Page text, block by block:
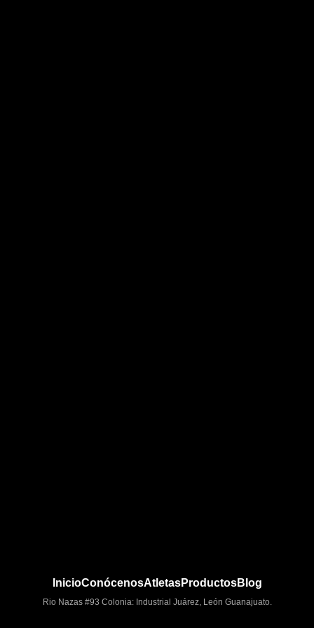
InicioConócenosAtletasProductosBlog
Rio Nazas #93 Colonia: Industrial Juárez, León Guanajuato.